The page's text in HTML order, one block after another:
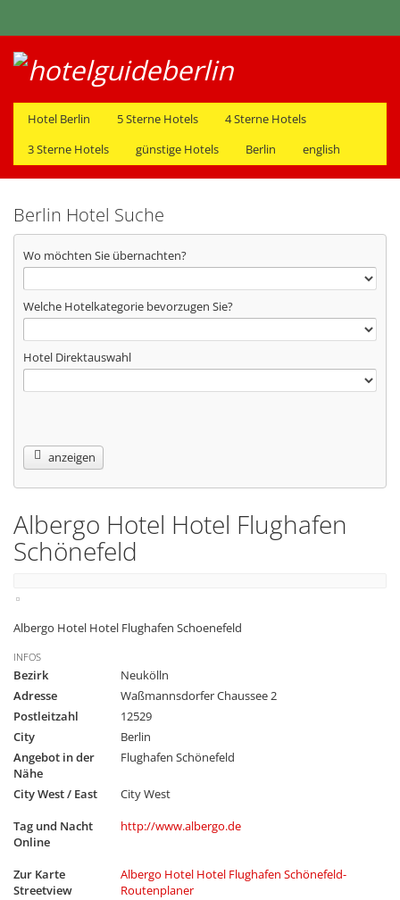
Hotel Berlin 5 Sterne Hotels
4 Sterne Hotels
3 Sterne Hotels
günstige Hotels Berlin english
Berlin Hotel Suche
Wo möchten Sie übernachten?
Welche Hotelkategorie bevorzugen Sie?
Hotel Direktauswahl
anzeigen
Albergo Hotel Hotel Flughafen
Schönefeld
Albergo Hotel Hotel Flughafen Schoenefeld
INFOS
Bezirk
Neukölln
Adresse
Waßmannsdorfer Chaussee 2
Postleitzahl
12529
City
Berlin
Angebot in der
Nähe
Flughafen Schönefeld
City West / East
City West
Tag und Nacht
Online
http://www.albergo.de
Zur Karte
Streetview
Albergo Hotel Hotel Flughafen Schönefeld-
Routenplaner